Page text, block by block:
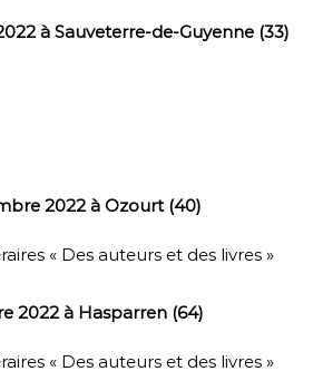
à Sauveterre-de-Guyenne (33)
2022 à Ozourt (40)
« Des auteurs et des livres »
2022 à Hasparren (64)
« Des auteurs et des livres »